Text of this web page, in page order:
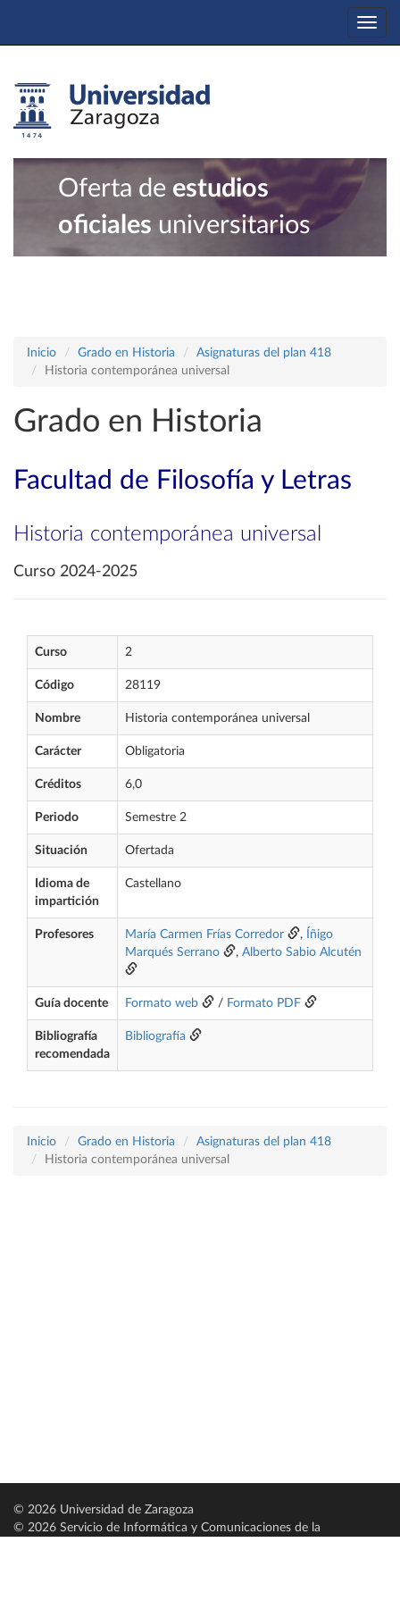
Oferta de estudios
oficiales universitarios
Inicio Grado en Historia
Asignaturas del plan 418
Historia contemporánea universal
Grado en Historia
Facultad de Filosofía y Letras
Historia contemporánea universal
Curso 2024-2025
Curso 2
Código 28119
Nombre Historia contemporánea universal
Carácter Obligatoria
Créditos 6,0
Periodo Semestre 2
Situación Ofertada
Idioma de
impartición
Castellano
Profesores María Carmen Frías Corredor ,
Íñigo
Marqués Serrano
, Alberto Sabio Alcutén
Guía docente Formato web / Formato PDF
Bibliografía
recomendada
Bibliografía
Inicio Grado en Historia
Asignaturas del plan 418
Historia contemporánea universal
© 2026 Universidad de Zaragoza
© 2026 Servicio de Informática y Comunicaciones de la